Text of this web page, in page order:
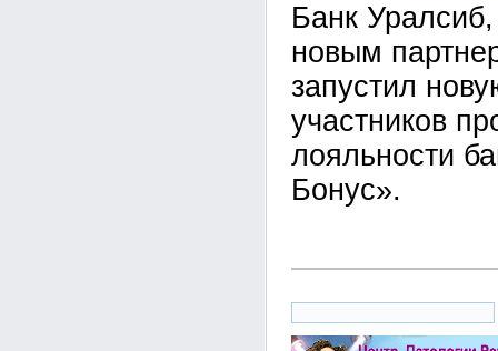
Банк
новым
запустил
участников
лояльности
Бонус».